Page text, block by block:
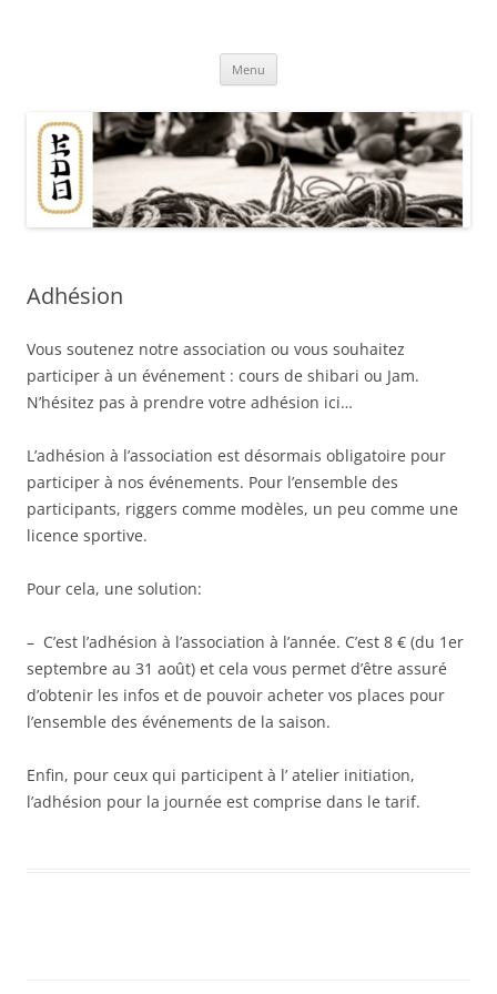
Menu
Adhésion
Vous soutenez notre association ou vous souhaitez
participer à un événement : cours de shibari ou Jam.
N’hésitez pas à prendre votre adhésion ici…
L’adhésion à l’association est désormais obligatoire pour
participer à nos événements. Pour l’ensemble des
participants, riggers comme modèles, un peu comme une
licence sportive.
Pour cela, une solution:
– C’est l’adhésion à l’association à l’année. C’est 8 € (du 1er
septembre au 31 août) et cela vous permet d’être assuré
d’obtenir les infos et de pouvoir acheter vos places pour
l’ensemble des événements de la saison.
Enfin, pour ceux qui participent à l’ atelier initiation,
l’adhésion pour la journée est comprise dans le tarif.